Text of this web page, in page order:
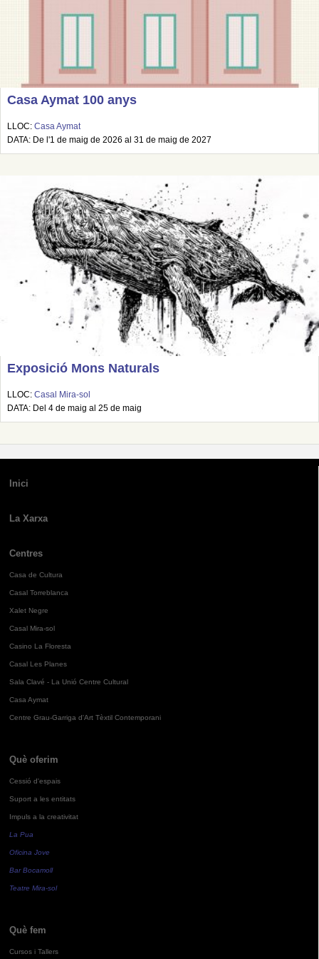
Casa Aymat 100 anys
LLOC: Casa Aymat
DATA: De l'1 de maig de 2026 al 31 de maig de 2027
Exposició Mons Naturals
LLOC: Casal Mira-sol
DATA: Del 4 de maig al 25 de maig
Inici
La Xarxa
Centres
Casa de Cultura
Casal Torreblanca
Xalet Negre
Casal Mira-sol
Casino La Floresta
Casal Les Planes
Sala Clavé - La Unió Centre Cultural
Casa Aymat
Centre Grau-Garriga d'Art Tèxtil Contemporani
Què oferim
Cessió d'espais
Suport a les entitats
Impuls a la creativitat
La Pua
Oficina Jove
Bar Bocamoll
Teatre Mira-sol
Què fem
Cursos i Tallers